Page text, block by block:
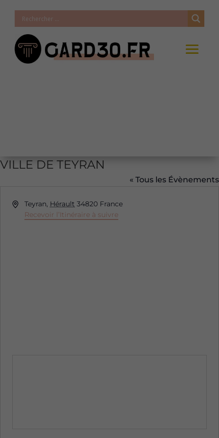
VILLE DE TEYRAN
« Tous les Évènements
Adresse
Teyran, Hérault 34820 France
Recevoir l’Itinéraire à suivre